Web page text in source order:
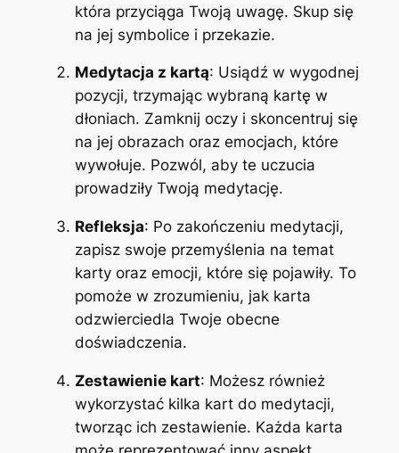
która przyciąga Twoją uwagę. Skup się
na jej symbolice i przekazie.
Medytacja z kartą: Usiądź w wygodnej
pozycji, trzymając wybraną kartę w
dłoniach. Zamknij oczy i skoncentruj się
na jej obrazach oraz emocjach, które
wywołuje. Pozwól, aby te uczucia
prowadziły Twoją medytację.
Refleksja: Po zakończeniu medytacji,
zapisz swoje przemyślenia na temat
karty oraz emocji, które się pojawiły. To
pomoże w zrozumieniu, jak karta
odzwierciedla Twoje obecne
doświadczenia.
Zestawienie kart: Możesz również
wykorzystać kilka kart do medytacji,
tworząc ich zestawienie. Każda karta